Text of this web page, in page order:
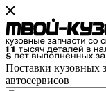
Поставки кузовных
автосервисов